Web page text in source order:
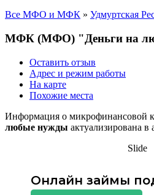
Все МФО и МФК » Удмуртская
МФК (МФО) "Деньги на
Оставить отзыв
Адрес и режим работы
На карте
Похожие места
Информация о
любые нужды актуализирована в
Slide
Онлайн займы